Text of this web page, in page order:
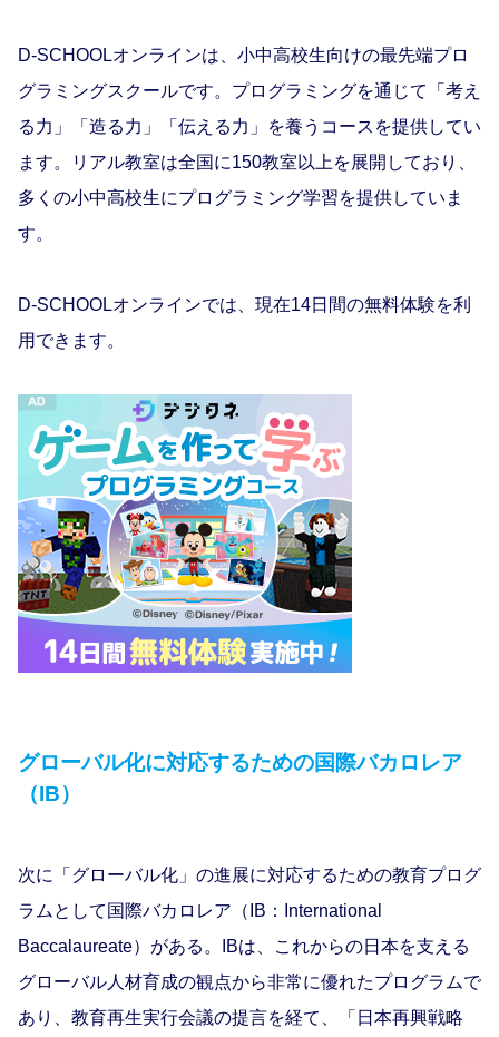
D-SCHOOLオンラインは、小中高校生向けの最先端プロ
グラミングスクールです。プログラミングを通じて「考え
る力」「造る力」「伝える力」を養うコースを提供してい
ます。リアル教室は全国に150教室以上を展開しており、
多くの小中高校生にプログラミング学習を提供していま
す。
D-SCHOOLオンラインでは、現在14日間の無料体験を利
用できます。
グローバル化に対応するための国際バカロレア
（IB）
次に「グローバル化」の進展に対応するための教育プログ
ラムとして国際バカロレア（IB：International
Baccalaureate）がある。IBは、これからの日本を支える
グローバル人材育成の観点から非常に優れたプログラムで
あり、教育再生実行会議の提言を経て、「日本再興戦略